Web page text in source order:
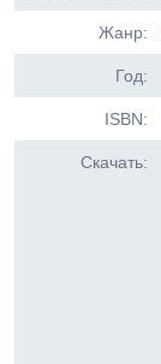
Жанр:
Год:
ISBN:
Скачать: